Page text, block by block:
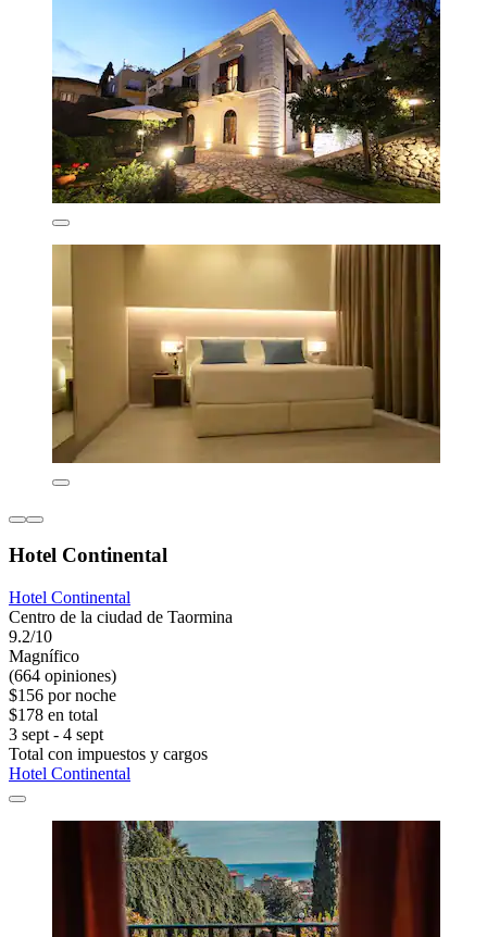
Hotel Continental
Hotel Continental
Centro de la ciudad de Taormina
9.2/10
Magnífico
(664 opiniones)
$156 por noche
$178 en total
3 sept - 4 sept
Total con impuestos y cargos
Hotel Continental